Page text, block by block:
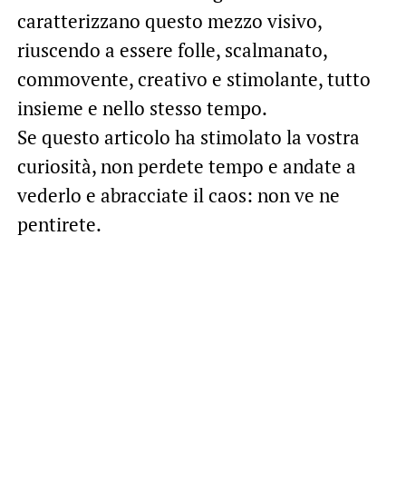
caratterizzano questo mezzo visivo,
riuscendo a essere folle, scalmanato,
commovente, creativo e stimolante, tutto
insieme e nello stesso tempo.
Se questo articolo ha stimolato la vostra
curiosità, non perdete tempo e andate a
vederlo e abracciate il caos: non ve ne
pentirete.